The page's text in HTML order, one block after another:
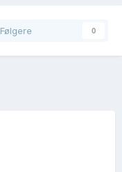
Følgere 0